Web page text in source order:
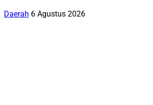
Daerah 6 Agustus 2026